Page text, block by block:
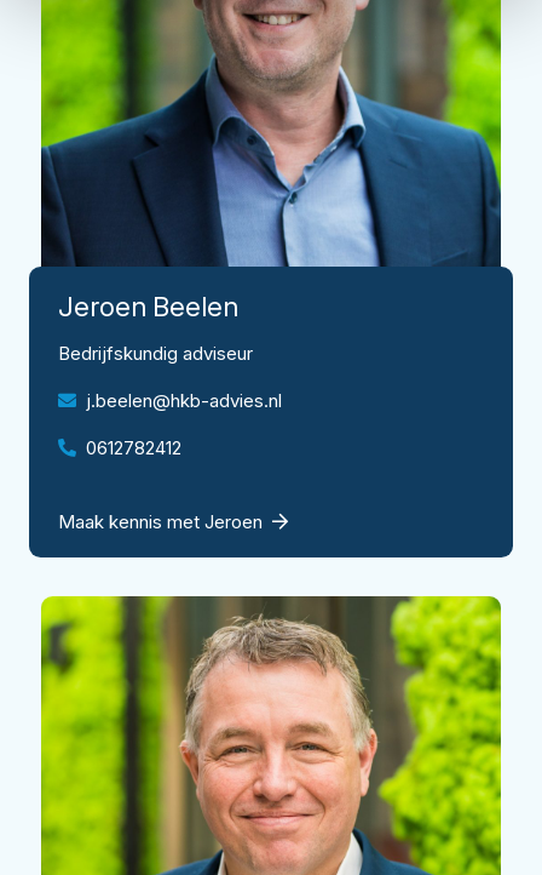
Jeroen Beelen
Bedrijfskundig adviseur
j.beelen@hkb-advies.nl
0612782412
Maak kennis met Jeroen